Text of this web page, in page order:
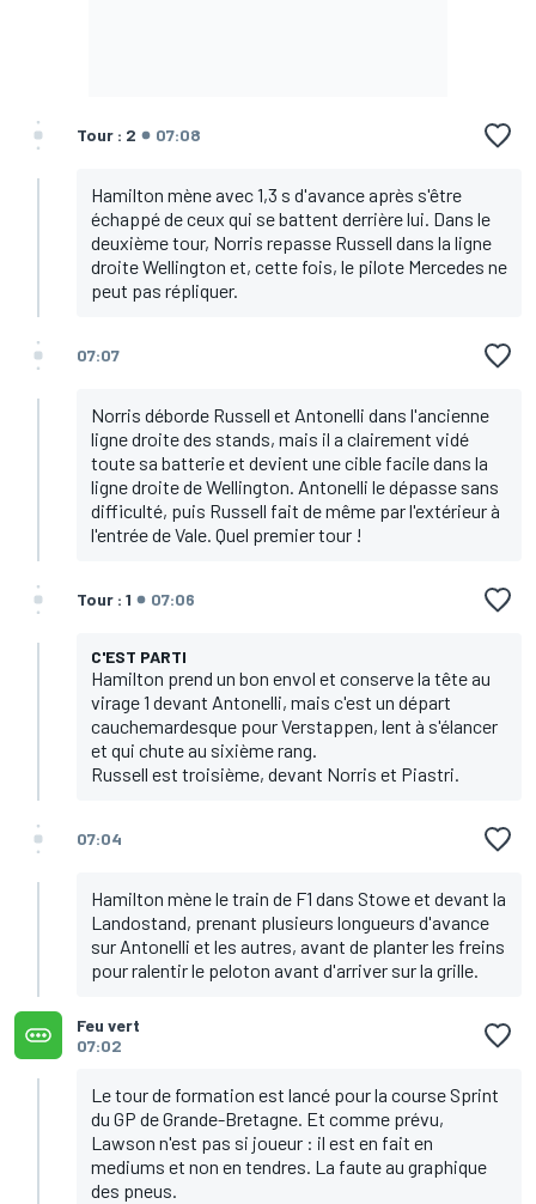
Tour : 2 07:08
Hamilton mène avec 1,3 s d'avance après s'être
échappé de ceux qui se battent derrière lui. Dans le
deuxième tour, Norris repasse Russell dans la ligne
droite Wellington et, cette fois, le pilote Mercedes ne
peut pas répliquer.
07:07
Norris déborde Russell et Antonelli dans l'ancienne
ligne droite des stands, mais il a clairement vidé
toute sa batterie et devient une cible facile dans la
ligne droite de Wellington. Antonelli le dépasse sans
difficulté, puis Russell fait de même par l'extérieur à
l'entrée de Vale. Quel premier tour !
Tour : 1 07:06
C'EST PARTI
Hamilton prend un bon envol et conserve la tête au
virage 1 devant Antonelli, mais c'est un départ
cauchemardesque pour Verstappen, lent à s'élancer
et qui chute au sixième rang.
Russell est troisième, devant Norris et Piastri.
07:04
Hamilton mène le train de F1 dans Stowe et devant la
Landostand, prenant plusieurs longueurs d'avance
sur Antonelli et les autres, avant de planter les freins
pour ralentir le peloton avant d'arriver sur la grille.
Feu vert
07:02
Le tour de formation est lancé pour la course Sprint
du GP de Grande-Bretagne. Et comme prévu,
Lawson n'est pas si joueur : il est en fait en
mediums et non en tendres. La faute au graphique
des pneus.